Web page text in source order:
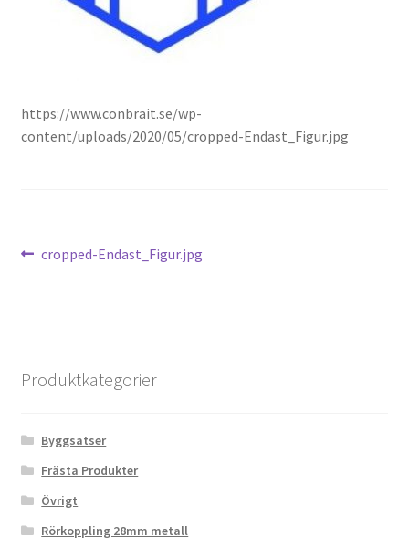
https://www.conbrait.se/wp-
content/uploads/2020/05/cropped-Endast_Figur.jpg
Inläggsnavigering
Föregående
cropped-Endast_Figur.jpg
Produktkategorier
Byggsatser
Frästa Produkter
Övrigt
Rörkoppling 28mm metall